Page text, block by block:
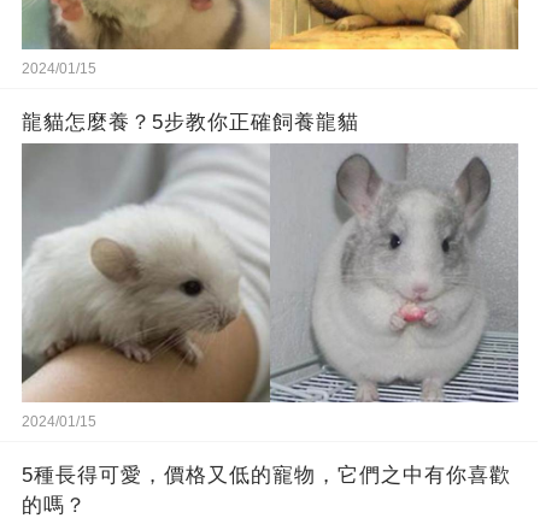
2024/01/15
龍貓怎麼養？5步教你正確飼養龍貓
2024/01/15
5種長得可愛，價格又低的寵物，它們之中有你喜歡
的嗎？